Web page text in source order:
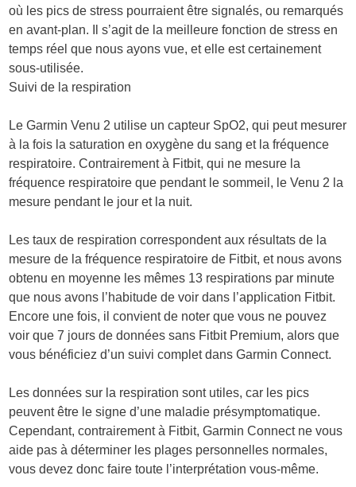
où les pics de stress pourraient être signalés, ou remarqués
en avant-plan. Il s’agit de la meilleure fonction de stress en
temps réel que nous ayons vue, et elle est certainement
sous-utilisée.
Suivi de la respiration
Le Garmin Venu 2 utilise un capteur SpO2, qui peut mesurer
à la fois la saturation en oxygène du sang et la fréquence
respiratoire. Contrairement à Fitbit, qui ne mesure la
fréquence respiratoire que pendant le sommeil, le Venu 2 la
mesure pendant le jour et la nuit.
Les taux de respiration correspondent aux résultats de la
mesure de la fréquence respiratoire de Fitbit, et nous avons
obtenu en moyenne les mêmes 13 respirations par minute
que nous avons l’habitude de voir dans l’application Fitbit.
Encore une fois, il convient de noter que vous ne pouvez
voir que 7 jours de données sans Fitbit Premium, alors que
vous bénéficiez d’un suivi complet dans Garmin Connect.
Les données sur la respiration sont utiles, car les pics
peuvent être le signe d’une maladie présymptomatique.
Cependant, contrairement à Fitbit, Garmin Connect ne vous
aide pas à déterminer les plages personnelles normales,
vous devez donc faire toute l’interprétation vous-même.